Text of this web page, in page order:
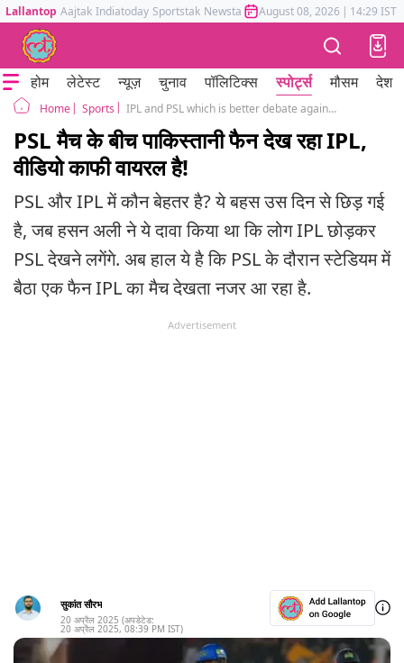
Lallantop Aajtak Indiatoday Sportstak Newstak Mumbai Tak Astrotak
August 08, 2026 | 14:29 IST
होम लेटेस्ट न्यूज़ चुनाव पॉलिटिक्स स्पोर्ट्स मौसम देश
Home Sports IPL and PSL which is better debate again started after a Pakistani fan caught watching IPL during PSL match
PSL मैच के बीच पाकिस्तानी फैन देख रहा IPL,
वीडियो काफी वायरल है!
PSL और IPL में कौन बेहतर है? ये बहस उस दिन से छ‍िड़ गई
है, जब हसन अली ने ये दावा किया था कि लोग IPL छोड़कर
PSL देखने लगेंगे. अब हाल ये है कि PSL के दौरान स्टेड‍ियम में
बैठा एक फैन IPL का मैच देखता नजर आ रहा है.
Advertisement
सुकांत सौरभ
20 अप्रैल 2025 (अपडेटेड:
20 अप्रैल 2025, 08:39 PM IST)